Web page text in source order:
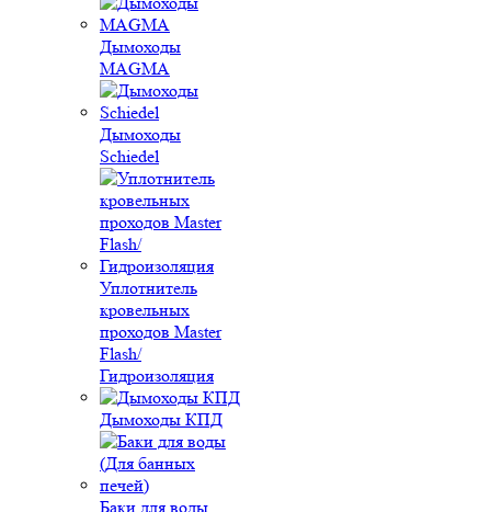
Дымоходы
MAGMA
Дымоходы
Schiedel
Уплотнитель
кровельных
проходов Master
Flash/
Гидроизоляция
Дымоходы КПД
Баки для воды